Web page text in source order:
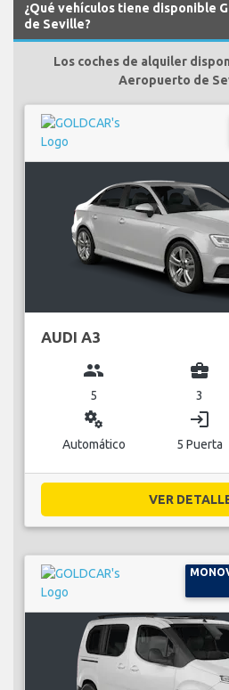
¿Qué vehículos tiene disponible
de Seville?
Los coches de alquiler
Aeropuerto de
AUDI A3
group
5
business_center
3
miscellaneous_services
Automático
login
5 Puerta
VER